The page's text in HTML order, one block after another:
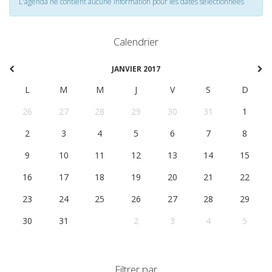
Calendrier
JANVIER 2017
L M M J V S
D
26
27 28 29 30 31
1
2
3 4 5 6 7
8
9
10 11 12 13 14
15
16
17 18 19 20 21
22
23
24 25 26 27 28
29
30
31 2 3 4 5